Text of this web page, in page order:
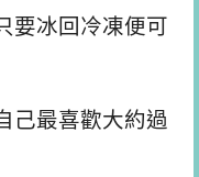
要冰回冷凍便可
己最喜歡大約過